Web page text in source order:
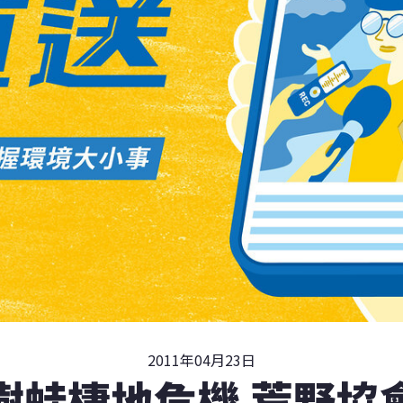
2011年04月23日